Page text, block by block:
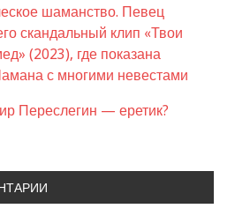
шаманство. Певец
скандальный клип «Твои
(2023), где показана
с многими невестами
Переслегин — еретик?